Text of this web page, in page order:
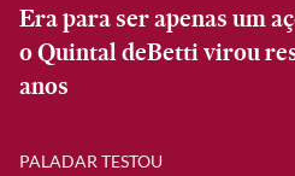
Era para ser apenas um
o Quintal deBetti virou
anos
PALADAR TESTOU